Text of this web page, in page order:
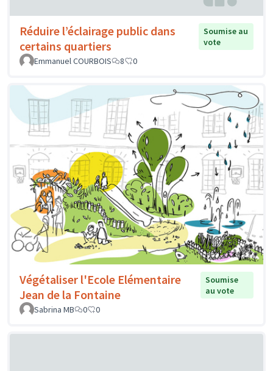
Réduire l’éclairage public dans
certains quartiers
Soumise au
vote
Emmanuel COURBOIS
8 0
Végétaliser l'Ecole Elémentaire
Jean de la Fontaine
Soumise
au vote
Sabrina MB
0 0